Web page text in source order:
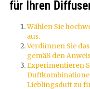
für Ihren
Wählen Sie
aus.
Verdünnen Sie
gemäß den
Experimentieren
Lieblingsduft zu